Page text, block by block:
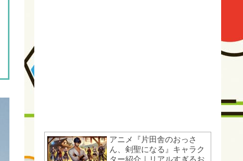
アニメ『片田舎のおっさ
ん、剣聖になる』キャラク
ター紹介｜リアルすぎるお